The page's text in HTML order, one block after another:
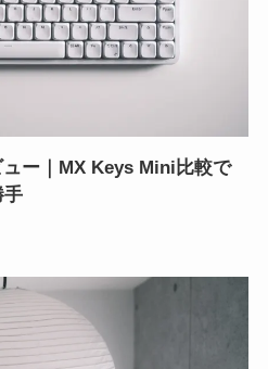
ー｜MX Keys Mini比較で
手